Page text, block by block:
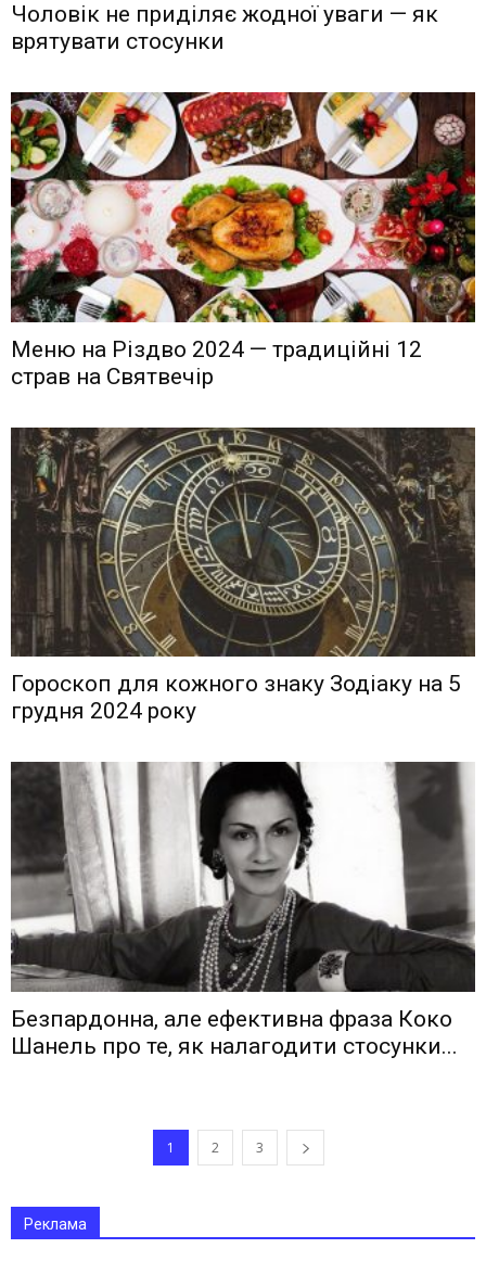
Чоловік не приділяє жодної уваги — як
врятувати стосунки
Меню на Різдво 2024 — традиційні 12
страв на Святвечір
Гороскоп для кожного знаку Зодіаку на 5
грудня 2024 року
Безпардонна, але ефективна фраза Коко
Шанель про те, як налагодити стосунки...
1 2 3
Реклама